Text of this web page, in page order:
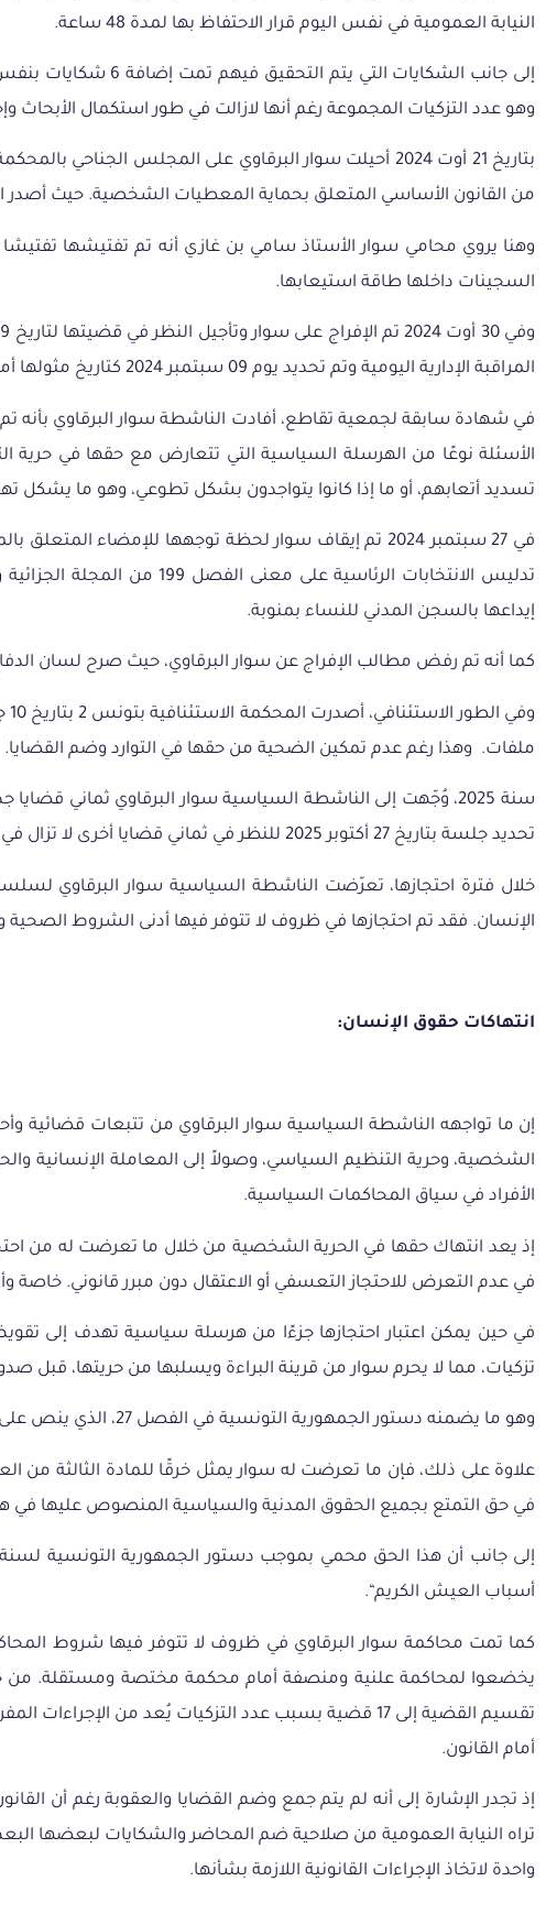
النيابة العمومية في نفس اليوم قرار الاحتفاظ بها لمدة 48 ساعة.
وهو عدد التزكيات المجموعة رغم أنها لازالت في طور استكمال الأبحاث
بتاريخ أوت
من القانون الأساسي المتعلق بحماية المعطيات الشخصية. حيث أصدر
وهنا يروي محامي سوار الأستاذ سامي بن غازي أنه تم تفتيشها
السجينات داخلها طاقة استيعابها.
المراقبة الإدارية اليومية وتم تحديد يوم 09 سبتمبر 2024 كتاريخ مثولها أمام فرقة الشرطة العدلية بسيدي حسين ومواصلة التحقيق معها.
في شهادة سابقة لجمعية تقاطع، أفادت الناشطة سوار البرقاوي بأنه
الأسئلة نوعًا من الهرسلة السياسية التي تتعارض مع حقها في حرية
تسديد أتعابهم، أو ما إذا كانوا يتواجدون بشكل تطوعي، وهو ما يشكل
في 27 سبتمبر 2024 تم إيقاف سوار لحظة توجهها للإمضاء المتعلق بالمراقبة الإدارية، وبتاريخ
إيداعها بالسجن المدني للنساء بمنوبة.
كما أنه تم رفض مطالب الإفراج عن سوار البرقاوي، حيث صرح لسان الدفاع عنها، أنه يوم الثلاثاء 8 أكتوبر 2024، تم رفض طلب الإفراج عن
ملفات. وهذا رغم عدم تمكين الضحية من حقها في التوارد وضم القضايا.
سنة 2025، وُجّهت إلى الناشطة السياسية سوار البرقاوي ثماني
تحديد جلسة بتاريخ 27 أكتوبر 2025 للنظر في ثماني قضايا أخرى لا تزال في طور التحقيق.
خلال فترة احتجازها، تعرّضت الناشطة السياسية سوار البرقاوي
الإنسان. فقد تم احتجازها في ظروف لا تتوفر فيها أدنى الشروط الصحية
انتهاكات حقوق الإنسان:
إن ما تواجهه الناشطة السياسية سوار البرقاوي من تتبعات قضائية
الشخصية، وحرية التنظيم السياسي، وصولاً إلى المعاملة الإنسانية
الأفراد في سياق المحاكمات السياسية.
إذ يعد انتهاك حقها في الحرية الشخصية من خلال ما تعرضت له من
في عدم التعرض للاحتجاز التعسفي أو الاعتقال دون مبرر قانوني. خاصة
في حين يمكن اعتبار احتجازها جزءًا من هرسلة سياسية تهدف إلى
تزكيات، مما لا يحرم سوار من قرينة البراءة ويسلبها من حريتها، قبل
وهو ما يضمنه دستور الجمهورية التونسية في الفصل ، الذي ينص على
علاوة على ذلك، فإن ما تعرضت له سوار يمثل خرقًا للمادة الثالثة من
في حق التمتع بجميع الحقوق المدنية والسياسية المنصوص عليها في
إلى جانب أن هذا الحق محمي بموجب دستور الجمهورية التونسية لسنة
أسباب العيش الكريم“.
كما تمت محاكمة سوار البرقاوي في ظروف لا تتوفر فيها شروط
يخضعوا لمحاكمة علنية ومنصفة أمام محكمة مختصة ومستقلة. من
تقسيم القضية إلى قضية بسبب عدد التزكيات يُعد من الإجراءات
أمام القانون.
إذ تجدر الإشارة إلى أنه لم يتم جمع وضم القضايا والعقوبة رغم أن
تراه النيابة العمومية من صلاحية ضم المحاضر والشكايات لبعضها
واحدة لاتخاذ الإجراءات القانونية اللازمة بشأنها.